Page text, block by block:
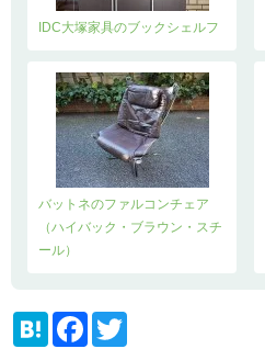
IDC大塚家具のブックシェルフ
バットネのファルコンチェア
（ハイバック・ブラウン・スチ
ール）
H
F